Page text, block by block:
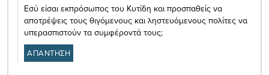
Εσύ είσαι εκπρόσωπος του Κυτίδη και προσπαθείς να
αποτρέψεις τους θιγόμενους και ληστευόμενους πολίτες να
υπερασπιστούν τα συμφέροντά τους;
ΑΠΑΝΤΗΣΗ